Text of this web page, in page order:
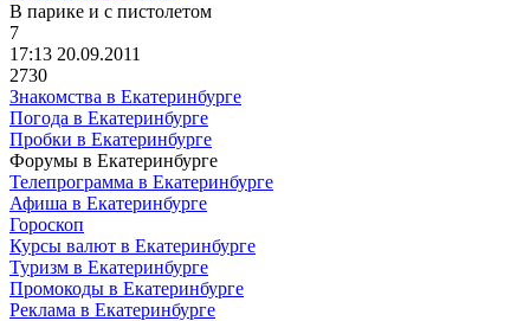
B парике и c пистолетом
7
17:13 20.09.2011
2730
Знакомства в Екатеринбурге
Погода в Екатеринбурге
Пробки в Екатеринбурге
Форумы в Екатеринбурге
Телепрограмма в Екатеринбурге
Афиша в Екатеринбурге
Гороскоп
Курсы валют в Екатеринбурге
Туризм в Екатеринбурге
Промокоды в Екатеринбурге
Реклама в Екатеринбурге